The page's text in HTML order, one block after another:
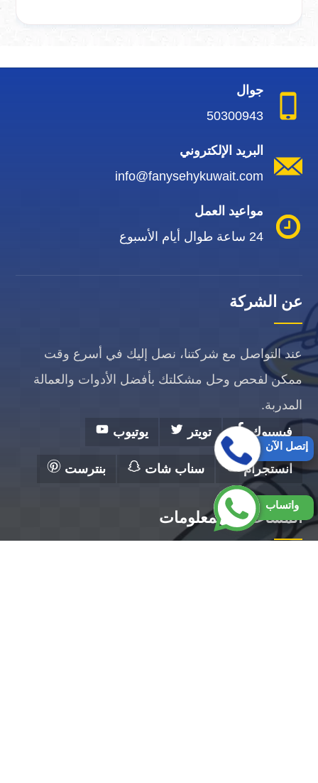
جوال
50300943
البريد الإلكتروني
info@fanysehykuwait.com
مواعيد العمل
24 ساعة طوال أيام الأسبوع
عن الشركة
عند التواصل مع شركتنا، نصل إليك في أسرع وقت
ممكن لفحص وحل مشكلتك بأفضل الأدوات والعمالة
المدربة.
فيسبوك
تويتر يوتيوب
انستجرام سناب شات بنترست
المساعدة والمعلومات
واتساب
إتصل الآن